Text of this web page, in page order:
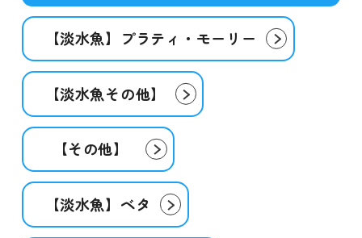
【淡水魚】プラティ・モーリー
【淡水魚その他】
【その他】
【淡水魚】ベタ